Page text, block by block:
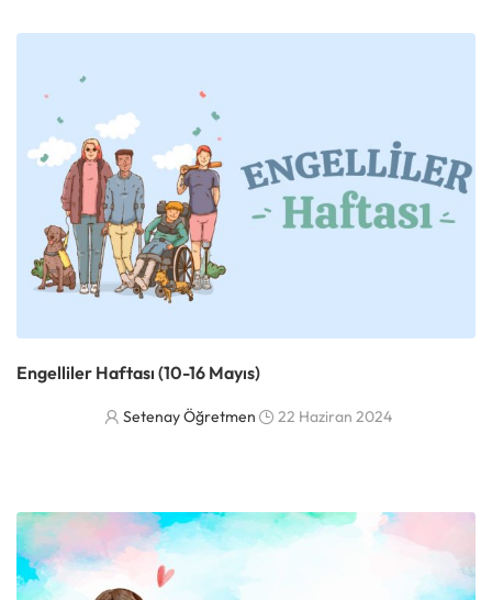
Engelliler Haftası (10-16 Mayıs)
Setenay Öğretmen 22 Haziran 2024